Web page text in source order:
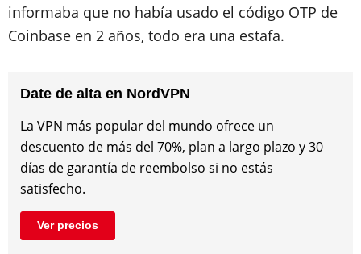
informaba que no había usado el código OTP de
Coinbase en 2 años, todo era una estafa.
Date de alta en NordVPN
La VPN más popular del mundo ofrece un
descuento de más del 70%, plan a largo plazo y 30
días de garantía de reembolso si no estás
satisfecho.
Ver precios